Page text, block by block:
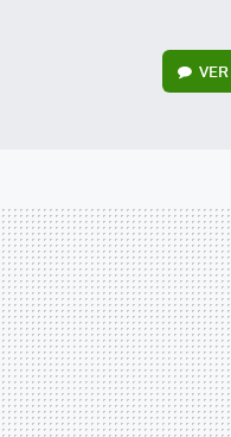
VER